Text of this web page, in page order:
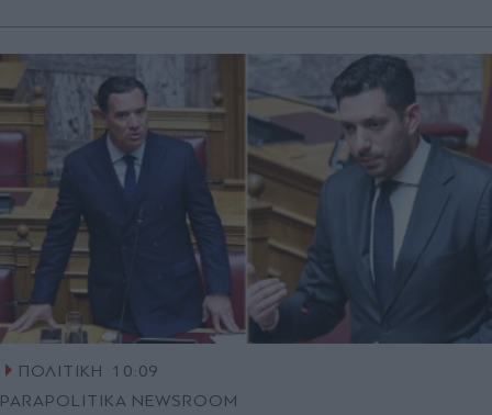
ΠΟΛΙΤΙΚΗ
10:09
PARAPOLITIKA NEWSROOM